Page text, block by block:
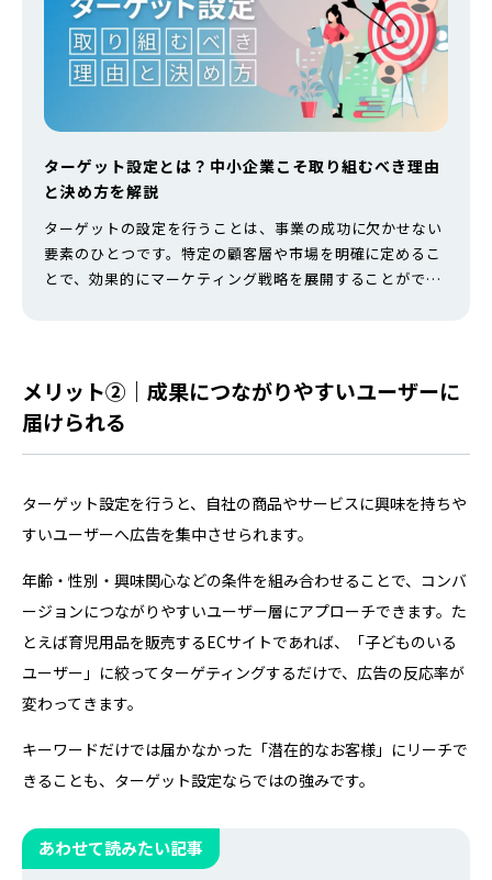
ターゲット設定とは？中小企業こそ取り組むべき理由
と決め方を解説
ターゲットの設定を行うことは、事業の成功に欠かせない
要素のひとつです。特定の顧客層や市場を明確に定めるこ
とで、効果的にマーケティング戦略を展開することができ
ーゲット設定とは ターゲット設定とは自社商品やサービス
の販売対象となる顧客を属性ご…
メリット②｜成果につながりやすいユーザーに
届けられる
ターゲット設定を行うと、自社の商品やサービスに興味を持ちや
すいユーザーへ広告を集中させられます。
年齢・性別・興味関心などの条件を組み合わせることで、コンバ
ージョンにつながりやすいユーザー層にアプローチできます。た
とえば育児用品を販売するECサイトであれば、「子どものいる
ユーザー」に絞ってターゲティングするだけで、広告の反応率が
変わってきます。
キーワードだけでは届かなかった「潜在的なお客様」にリーチで
きることも、ターゲット設定ならではの強みです。
あわせて読みたい記事